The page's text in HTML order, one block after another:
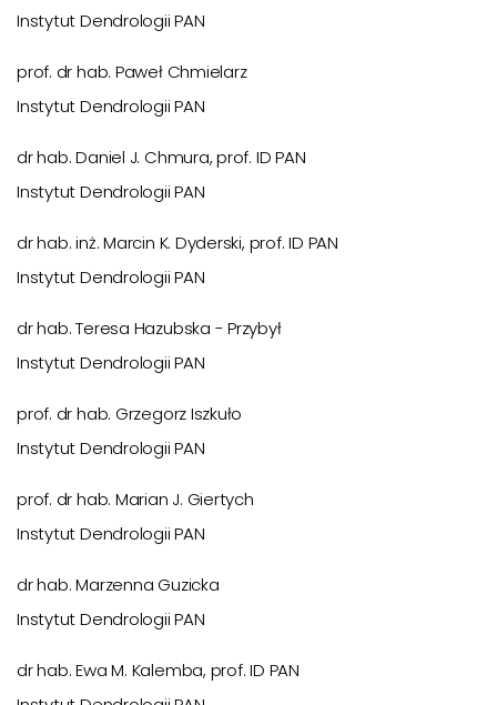
Instytut Dendrologii PAN
prof. dr hab. Paweł Chmielarz
Instytut Dendrologii PAN
dr hab. Daniel J. Chmura, prof. ID PAN
Instytut Dendrologii PAN
dr hab. inż. Marcin K. Dyderski, prof. ID PAN
Instytut Dendrologii PAN
dr hab. Teresa Hazubska - Przybył
Instytut Dendrologii PAN
prof. dr hab. Grzegorz Iszkuło
Instytut Dendrologii PAN
prof. dr hab. Marian J. Giertych
Instytut Dendrologii PAN
dr hab. Marzenna Guzicka
Instytut Dendrologii PAN
dr hab. Ewa M. Kalemba, prof. ID PAN